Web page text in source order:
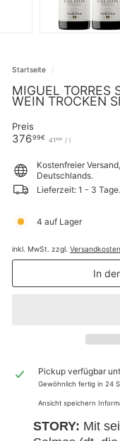
Startseite /
MIGUEL TORRES
WEIN TROCKEN
Preis
Normaler
37699€376,99€
41 89€ 41,89€
/ l
Kostenfreier
Deutschlands.
Lieferzeit: 1 - 3 Tage.
4 auf Lager
inkl. MwSt. zzgl. Versandkosten
In
Pickup verfügbar
Gewöhnlich fertig in 24
Ansicht speichern
STORY: Mit